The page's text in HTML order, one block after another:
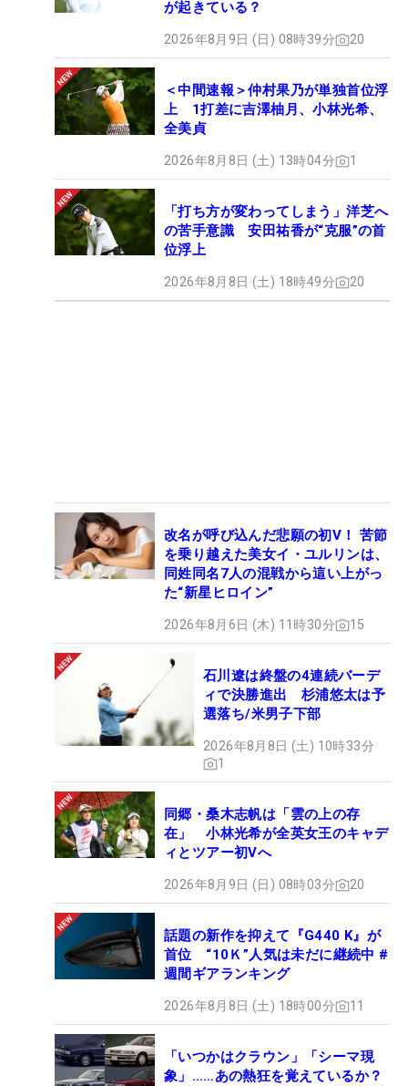
が起きている？
2026年8月9日 (日) 08時39分 20
＜中間速報＞仲村果乃が単独首位浮
上 1打差に吉澤柚月、小林光希、
全美貞
2026年8月8日 (土) 13時04分 1
「打ち方が変わってしまう」洋芝へ
の苦手意識 安田祐香が“克服”の首
位浮上
2026年8月8日 (土) 18時49分 20
改名が呼び込んだ悲願の初V！ 苦節
を乗り越えた美女イ・ユルリンは、
同姓同名7人の混戦から這い上がっ
た“新星ヒロイン”
2026年8月6日 (木) 11時30分 15
石川遼は終盤の4連続バーデ
ィで決勝進出 杉浦悠太は予
選落ち/米男子下部
2026年8月8日 (土) 10時33分
1
同郷・桑木志帆は「雲の上の存
在」 小林光希が全英女王のキャデ
ィとツアー初Vへ
2026年8月9日 (日) 08時03分 20
話題の新作を抑えて『G440 K』が
首位 “10Ｋ”人気は未だに継続中 #
週間ギアランキング
2026年8月8日 (土) 18時00分 11
「いつかはクラウン」「シーマ現
象」……あの熱狂を覚えているか？